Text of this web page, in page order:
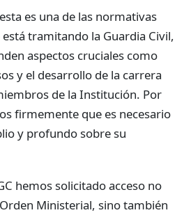
es una de las normativas
tramitando la Guardia Civil,
aspectos cruciales como
y el desarrollo de la carrera
de la Institución. Por
firmemente que es necesario
y profundo sobre su
hemos solicitado acceso no
Ministerial, sino también